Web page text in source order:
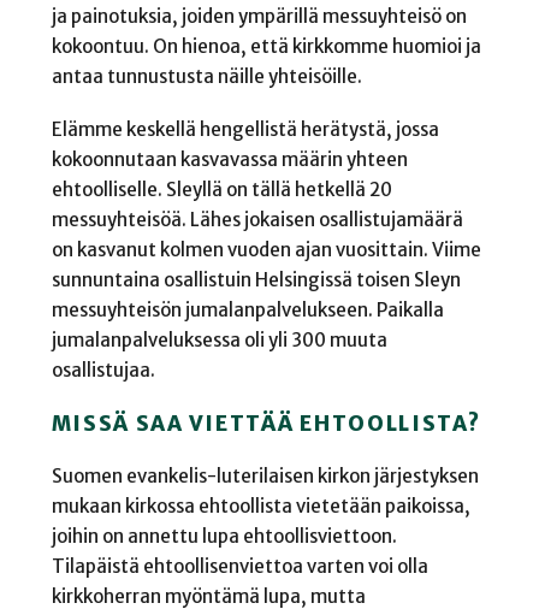
ja painotuksia, joiden ympärillä messuyhteisö on
kokoontuu. On hienoa, että kirkkomme huomioi ja
antaa tunnustusta näille yhteisöille.
Elämme keskellä hengellistä herätystä, jossa
kokoonnutaan kasvavassa määrin yhteen
ehtoolliselle. Sleyllä on tällä hetkellä 20
messuyhteisöä. Lähes jokaisen osallistujamäärä
on kasvanut kolmen vuoden ajan vuosittain. Viime
sunnuntaina osallistuin Helsingissä toisen Sleyn
messuyhteisön jumalanpalvelukseen. Paikalla
jumalanpalveluksessa oli yli 300 muuta
osallistujaa.
MISSÄ SAA VIETTÄÄ EHTOOLLISTA?
Suomen evankelis-luterilaisen kirkon järjestyksen
mukaan kirkossa ehtoollista vietetään paikoissa,
joihin on annettu lupa ehtoollisviettoon.
Tilapäistä ehtoollisenviettoa varten voi olla
kirkkoherran myöntämä lupa, mutta